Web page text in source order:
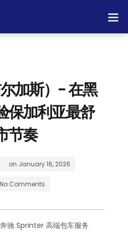
加斯）- 在黑
保加利亚最舒
节奏
on January 16, 2026
No Comments
驰 Sprinter 高端包车服务